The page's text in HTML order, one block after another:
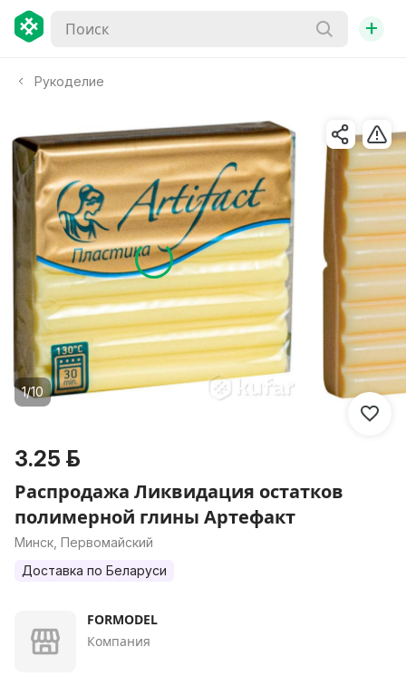
+
Рукоделие
1/10
3.25 р.
Распродажа Ликвидация остатков
полимерной глины Артефакт
Минск, Первомайский
Доставка по Беларуси
FORMODEL
Компания